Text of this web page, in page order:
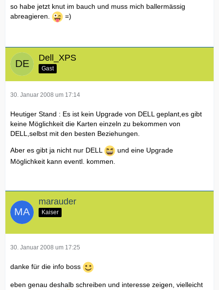
so habe jetzt knut im bauch und muss mich ballermässig
abreagieren.
=)
Dell_XPS
Gast
30. Januar 2008 um 17:14
Heutiger Stand : Es ist kein Upgrade von DELL geplant,es gibt
keine Möglichkeit die Karten einzeln zu bekommen von
DELL,selbst mit den besten Beziehungen.
Aber es gibt ja nicht nur DELL
und eine Upgrade
Möglichkeit kann eventl. kommen.
marauder
Kaiser
30. Januar 2008 um 17:25
danke für die info boss
eben genau deshalb schreiben und interesse zeigen, vielleicht